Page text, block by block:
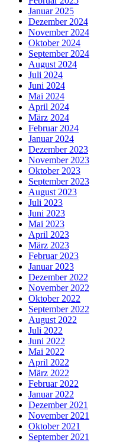
Januar 2025
Dezember 2024
November 2024
Oktober 2024
September 2024
August 2024
Juli 2024
Juni 2024
Mai 2024
April 2024
März 2024
Februar 2024
Januar 2024
Dezember 2023
November 2023
Oktober 2023
September 2023
August 2023
Juli 2023
Juni 2023
Mai 2023
April 2023
März 2023
Februar 2023
Januar 2023
Dezember 2022
November 2022
Oktober 2022
September 2022
August 2022
Juli 2022
Juni 2022
Mai 2022
April 2022
März 2022
Februar 2022
Januar 2022
Dezember 2021
November 2021
Oktober 2021
September 2021